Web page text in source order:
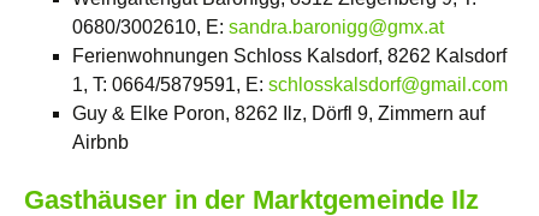
0680/3002610, E: sandra.baronigg@gmx.at
Ferienwohnungen Schloss Kalsdorf, 8262 Kalsdorf
1, T: 0664/5879591, E: schlosskalsdorf@gmail.com
Guy & Elke Poron, 8262 Ilz, Dörfl 9, Zimmern auf
Airbnb
Gasthäuser in der Marktgemeinde Ilz